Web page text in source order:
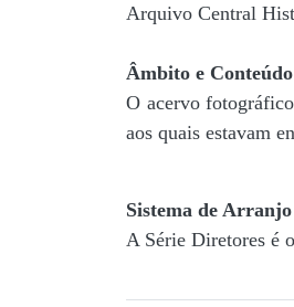
Arquivo Central
Âmbito e Conteúdo
O acervo
aos quais estavam
Sistema de Arranjo
A Série Diretores é